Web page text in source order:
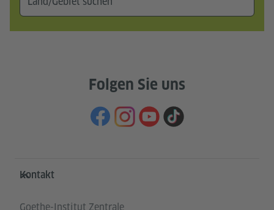
Folgen Sie uns
Service- und Informationsbereich
Kontakt
Goethe-Institut Zentrale